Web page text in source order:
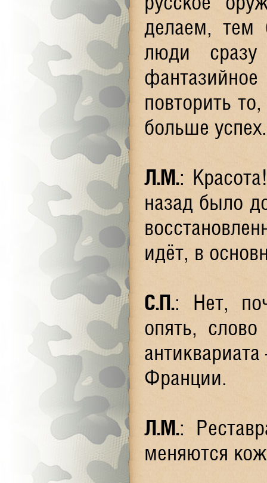
делаем, тем
люди
повторить
больше успех.
Л.М.:
назад было
идёт, в
С.П.: Нет,
опять, слово
Франции.
Л.М.:
меняются